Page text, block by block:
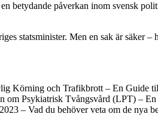
betydande påverkan inom svensk
statsminister. Men en sak är säker –
Körning och Trafikbrott – En Guide
om Psykiatrisk Tvångsvård (LPT) – En
– Vad du behöver veta om de nya